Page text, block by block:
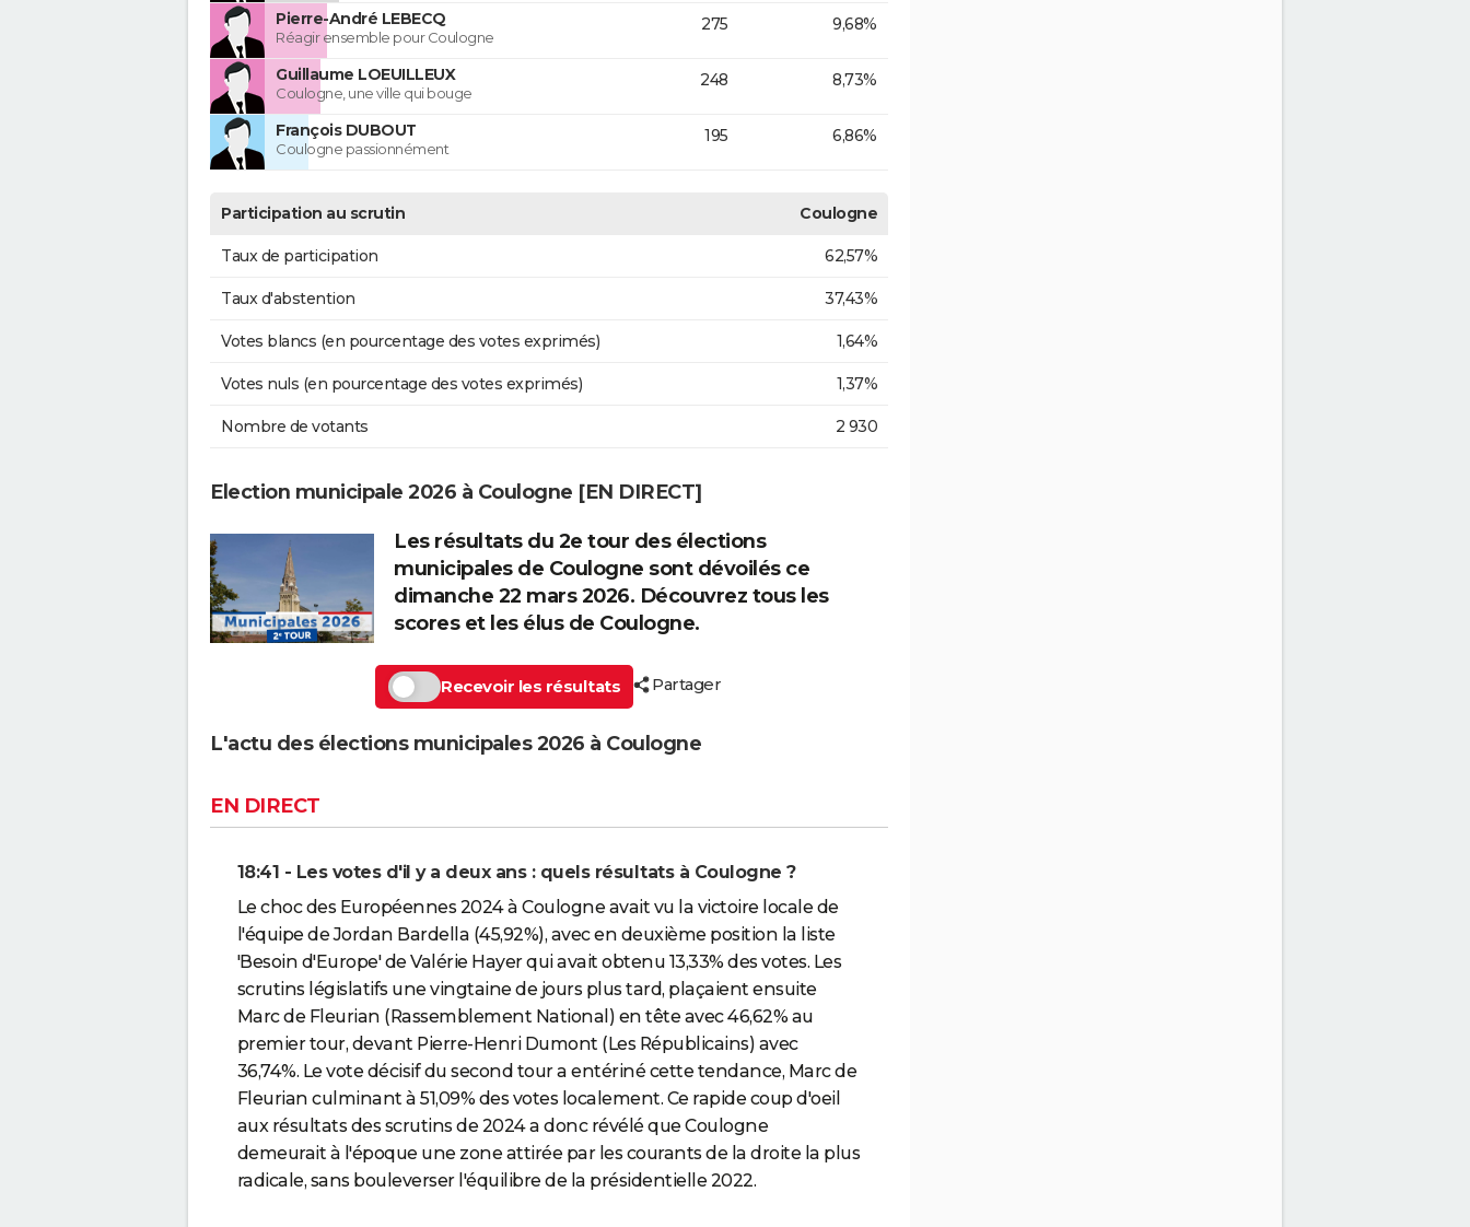
Pierre-André LEBECQ
Réagir ensemble pour Coulogne
275 9,68%
Guillaume LOEUILLEUX
Coulogne, une ville qui bouge
248 8,73%
François DUBOUT
Coulogne passionnément
195 6,86%
Participation au scrutin Coulogne
Taux de participation 62,57%
Taux d'abstention 37,43%
Votes blancs (en pourcentage des votes exprimés) 1,64%
Votes nuls (en pourcentage des votes exprimés) 1,37%
Nombre de votants 2 930
Election municipale 2026 à Coulogne [EN DIRECT]
Les résultats du 2e tour des élections
municipales de Coulogne sont dévoilés ce
dimanche 22 mars 2026. Découvrez tous les
scores et les élus de Coulogne.
Recevoir les résultats Partager
L'actu des élections municipales 2026 à Coulogne
EN DIRECT
18:41 - Les votes d'il y a deux ans : quels résultats à Coulogne ?
Le choc des Européennes 2024 à Coulogne avait vu la victoire locale de
l'équipe de Jordan Bardella (45,92%), avec en deuxième position la liste
'Besoin d'Europe' de Valérie Hayer qui avait obtenu 13,33% des votes. Les
scrutins législatifs une vingtaine de jours plus tard, plaçaient ensuite
Marc de Fleurian (Rassemblement National) en tête avec 46,62% au
premier tour, devant Pierre-Henri Dumont (Les Républicains) avec
36,74%. Le vote décisif du second tour a entériné cette tendance, Marc de
Fleurian culminant à 51,09% des votes localement. Ce rapide coup d'oeil
aux résultats des scrutins de 2024 a donc révélé que Coulogne
demeurait à l'époque une zone attirée par les courants de la droite la plus
radicale, sans bouleverser l'équilibre de la présidentielle 2022.